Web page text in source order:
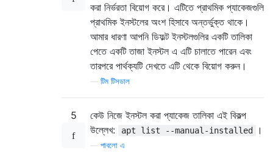
করা নির্ভরতা বিয়োগ করে। এটিতে প্রাথমিক প্যাকেজগুলি
প্রাথমিক ইনস্টলের অংশ হিসাবে অন্তর্ভুক্ত থাকে।
আমার ধারণা আপনি ডিফল্ট ইনস্টলগুলির একটি তালিকা
পেতে একটি তাজা ইনস্টল এ এটি চালাতে পারেন এবং
তারপরে পার্থক্যটি দেখতে এটি থেকে বিয়োগ করুন।
টিম টিসডাল
5
কেউ নিজে ইনস্টল করা প্যাকেজ তালিকা এই বিকল্প
উল্লেখ:
apt list --manual-installed ।
পাবলো এ